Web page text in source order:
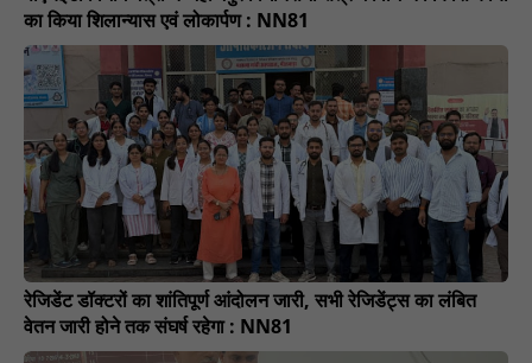
का किया शिलान्यास एवं लोकार्पण : NN81
रेजिडेंट डॉक्टरों का शांतिपूर्ण आंदोलन जारी, सभी रेजिडेंट्स का लंबित
वेतन जारी होने तक संघर्ष रहेगा : NN81